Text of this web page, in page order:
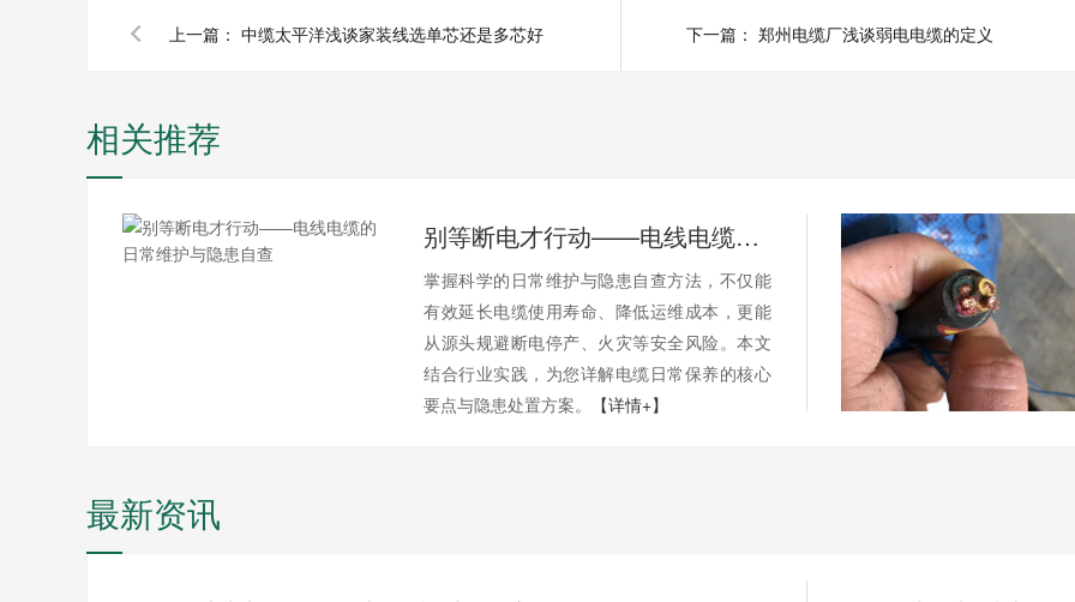
上一篇： 中缆太平洋浅谈家装线选单芯还是多芯好 下一篇： 郑州电缆厂浅谈弱电电缆的定义
相关推荐
别等断电才行动——电线电缆的日常维护与隐患自查
掌握科学的日常维护与隐患自查方法，不仅能
有效延长电缆使用寿命、降低运维成本，更能
从源头规避断电停产、火灾等安全风险。本文
结合行业实践，为您详解电缆日常保养的核心
要点与隐患处置方案。
【详情+】
最新资讯